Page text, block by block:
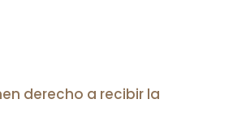
derecho a recibir la